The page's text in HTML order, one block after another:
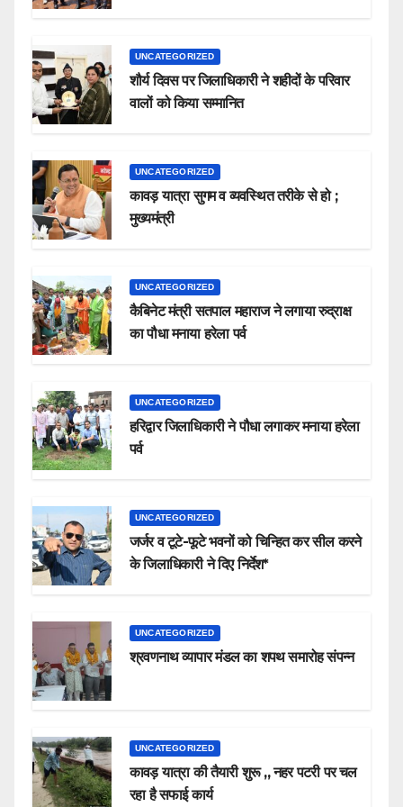
UNCATEGORIZED
शौर्य दिवस पर जिलाधिकारी ने शहीदों के परिवार
वालों को किया सम्मानित
UNCATEGORIZED
कावड़ यात्रा सुगम व व्यवस्थित तरीके से हो ;
मुख्यमंत्री
UNCATEGORIZED
कैबिनेट मंत्री सतपाल महाराज ने लगाया रुद्राक्ष
का पौधा मनाया हरेला पर्व
UNCATEGORIZED
हरिद्वार जिलाधिकारी ने पौधा लगाकर मनाया हरेला
पर्व
UNCATEGORIZED
जर्जर व टूटे-फूटे भवनों को चिन्हित कर सील करने
के जिलाधिकारी ने दिए निर्देश*
UNCATEGORIZED
श्रवणनाथ व्यापार मंडल का शपथ समारोह संपन्न
UNCATEGORIZED
कावड़ यात्रा की तैयारी शुरू ,, नहर पटरी पर चल
रहा है सफाई कार्य